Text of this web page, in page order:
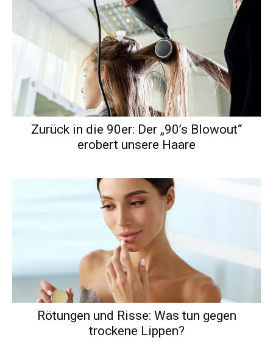
Zurück in die 90er: Der „90’s Blowout“
erobert unsere Haare
Rötungen und Risse: Was tun gegen
trockene Lippen?